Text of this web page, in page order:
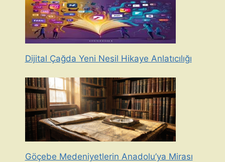
Dijital Çağda Yeni Nesil Hikaye Anlatıcılığı
Göçebe Medeniyetlerin Anadolu’ya Mirası